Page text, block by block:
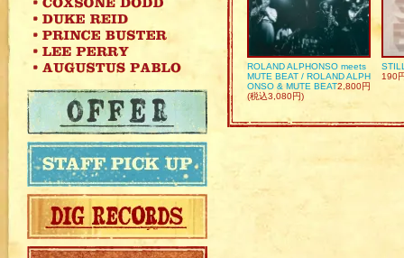
ROLAND ALPHONSO meets
MUTE BEAT / ROLAND ALPH
ONSO & MUTE BEAT2,800円
(税込3,080円)
190